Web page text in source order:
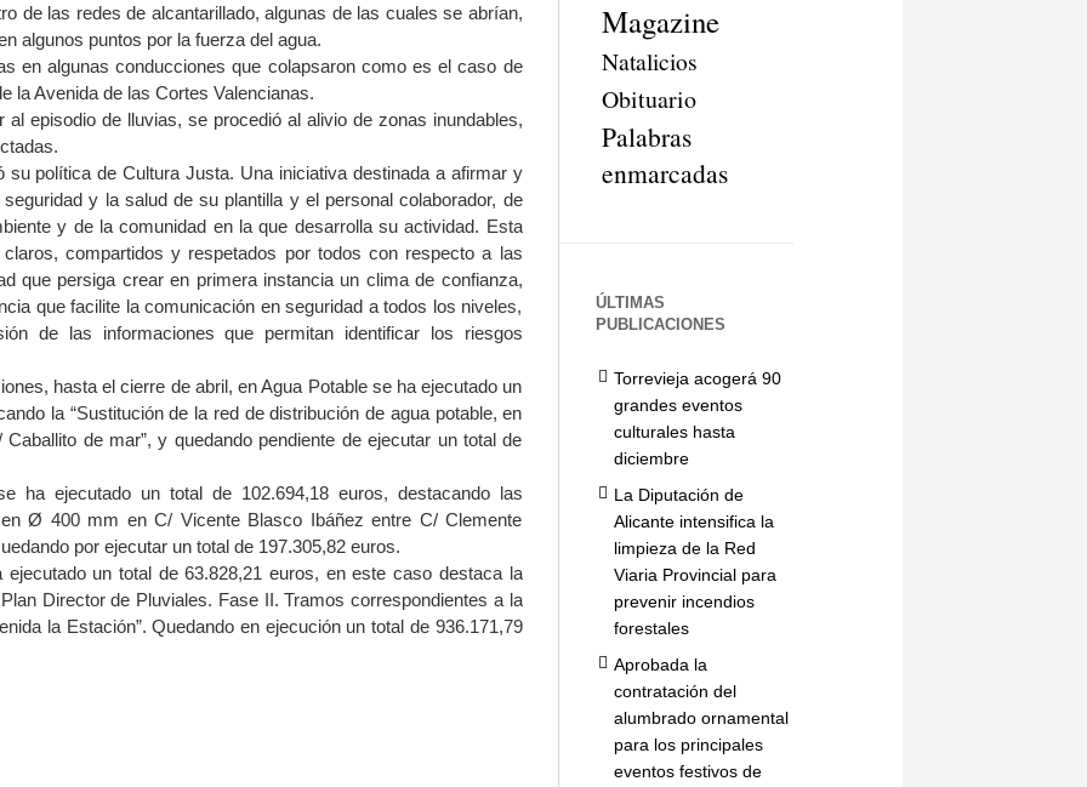
de las redes de alcantarillado, algunas de las cuales se abrían,
algunos puntos por la fuerza del agua.
en algunas conducciones que colapsaron como es el caso de
la Avenida de las Cortes Valencianas.
al episodio de lluvias, se procedió al alivio de zonas inundables,
su política de Cultura Justa. Una iniciativa destinada a afirmar y
y la salud de su plantilla y el personal colaborador, de
y de la comunidad en la que desarrolla su actividad. Esta
compartidos y respetados por todos con respecto a las
que persiga crear en primera instancia un clima de confianza,
que facilite la comunicación en seguridad a todos los niveles,
de las informaciones que permitan identificar los riesgos
hasta el cierre de abril, en Agua Potable se ha ejecutado un
la “Sustitución de la red de distribución de agua potable, en
de mar”, y quedando pendiente de ejecutar un total de
ha ejecutado un total de 102.694,18 euros, destacando las
en Ø 400 mm en C/ Vicente Blasco Ibáñez entre C/ Clemente
por ejecutar un total de 197.305,82 euros.
un total de 63.828,21 euros, en este caso destaca la
Director de Pluviales. Fase II. Tramos correspondientes a la
la Estación”. Quedando en ejecución un total de 936.171,79
Magazine
Natalicios
Obituario
Palabras
enmarcadas
ÚLTIMAS
PUBLICACIONES
Torrevieja acogerá 90
grandes eventos
culturales hasta
diciembre
La Diputación de
Alicante intensifica la
limpieza de la Red
Viaria Provincial para
prevenir incendios
forestales
Aprobada la
contratación del
alumbrado ornamental
para los principales
eventos festivos de